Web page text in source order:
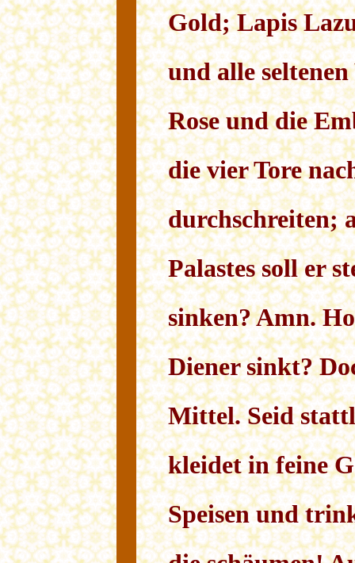
Gold; Lapis
und alle
Rose und die
die vier Tore
durchschreiten;
Palastes soll er
sinken? Amn.
Diener sinkt?
Mittel. Seid
kleidet in feine
Speisen und